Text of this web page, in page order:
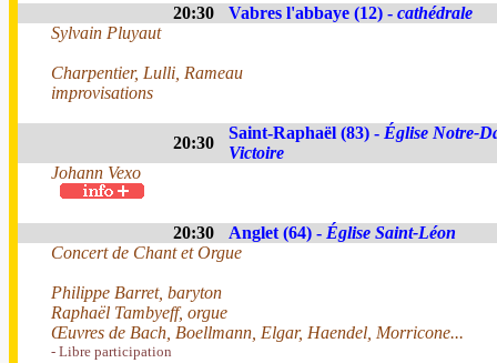
20:30 Vabres l'abbaye (12) - cathédrale
Sylvain Pluyaut
Charpentier, Lulli, Rameau
improvisations
20:30
Saint-Raphaël (83) - Église Notre-
Victoire
Johann Vexo
20:30 Anglet (64) - Église Saint-Léon
Concert de Chant et Orgue
Philippe Barret, baryton
Raphaël Tambyeff, orgue
Œuvres de Bach, Boellmann, Elgar, Haendel, Morricone...
- Libre participation